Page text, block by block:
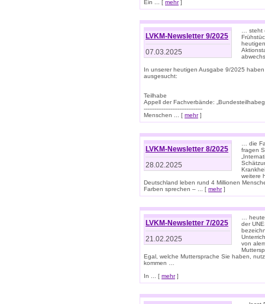
Ein ... [ mehr]
LVKM-Newsletter 9/2025
07.03.2025
… steht
In unserer heutigen Ausgabe 9/2025
ausgesucht:
Teilhabe
Appell der Fachverbände:
---------------------------------
Menschen ... [ mehr]
LVKM-Newsletter 8/2025
28.02.2025
… die
fragen
weitere
Deutschland leben rund 4 Millionen
Farben sprechen – ... [ mehr]
LVKM-Newsletter 7/2025
21.02.2025
…
der
von
Egal, welche Muttersprache Sie haben,
kommen …
In ... [ mehr]